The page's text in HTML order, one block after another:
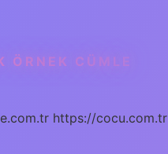
ÖRNEK CÜMLE
https://cocu.com.tr